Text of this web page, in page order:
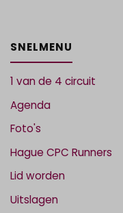
SNELMENU
1 van de 4 circuit
Agenda
Foto's
Hague CPC Runners
Lid worden
Uitslagen